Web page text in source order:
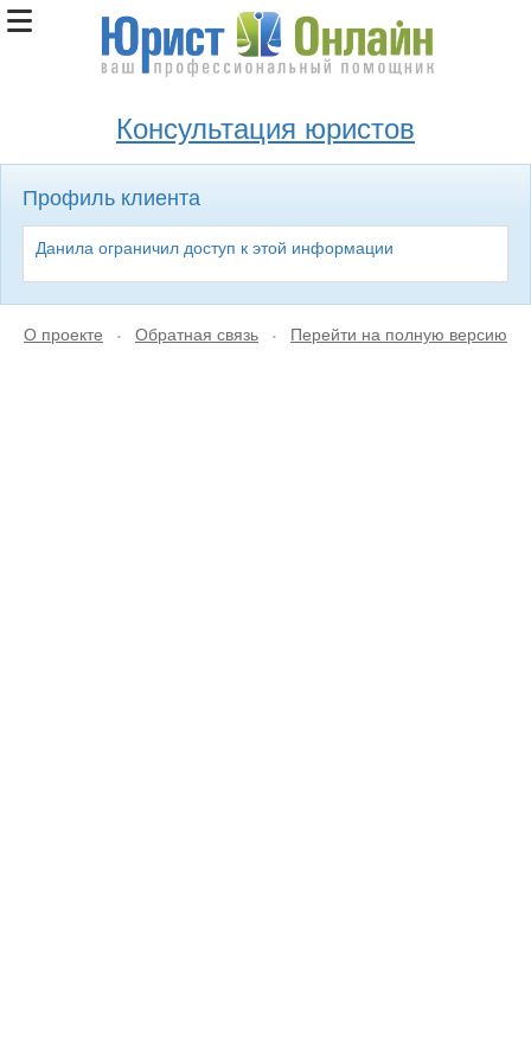
Консультация юристов
Профиль клиента
Данила ограничил доступ к этой информации
О проекте • Обратная связь • Перейти на полную версию